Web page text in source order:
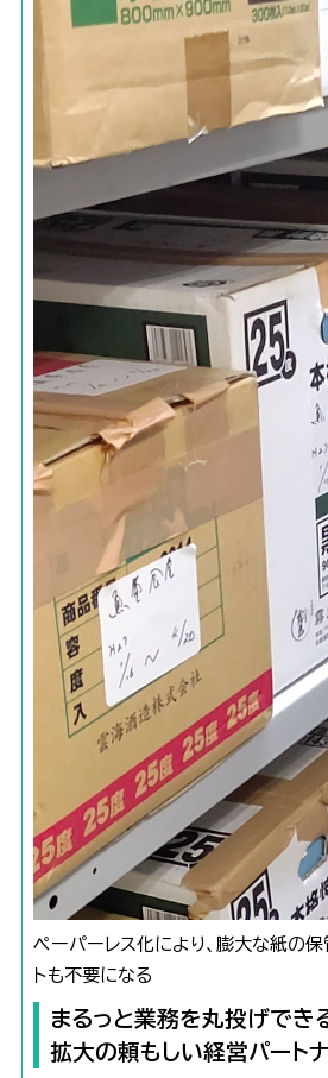
ペーパーレス化により、膨大な紙の
トも不要になる
まるっと業務を丸投げで
拡大の頼もしい経営パート